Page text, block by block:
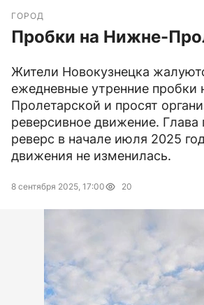
ГОРОД
Пробки на Нижне-
Жители Новокузнецка
ежедневные утренние пробки
Пролетарской и просят
реверсивное движение.
реверс в начале июля 2025
движения не изменилась.
8 сентября 2025, 17:00 20